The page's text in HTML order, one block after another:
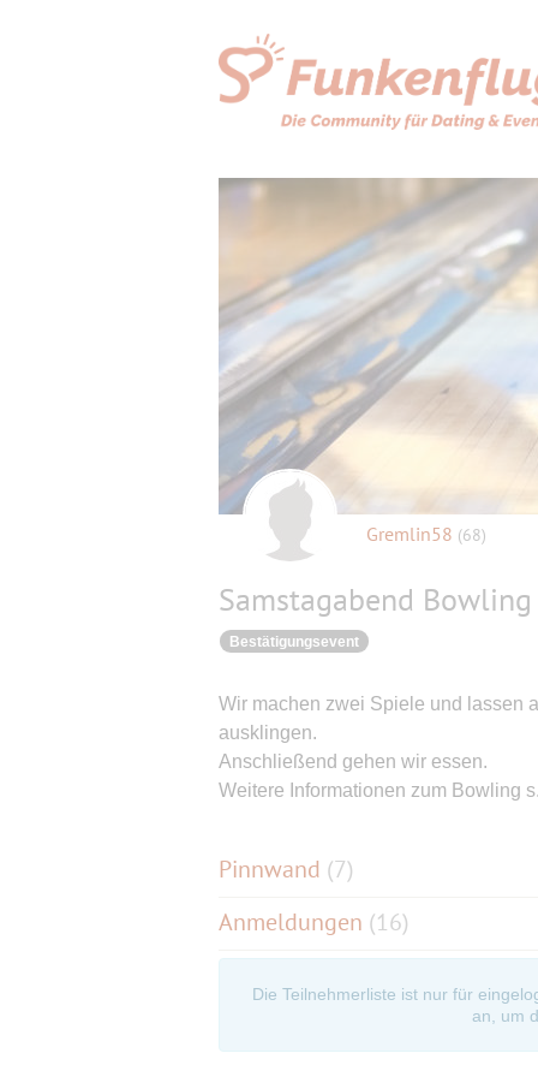
Gremlin58 (68)
Samstagabend Bowling
Bestätigungsevent
Wir machen zwei Spiele und lassen
ausklingen.
Anschließend gehen wir essen.
Weitere Informationen zum Bowling
Pinnwand (7)
Anmeldungen (16)
Die Teilnehmerliste ist nur für
an, um